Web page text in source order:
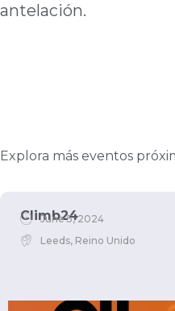
antelación.
Explora más eventos
June 5, 2024
Leeds, Reino Unido
Climb24